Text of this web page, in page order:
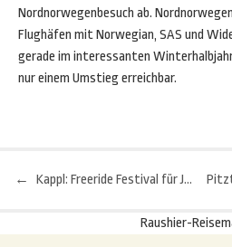
Nordnorwegenbesuch ab.
Flughäfen mit Norwegian, SAS und
gerade im interessanten
nur einem Umstieg erreichbar.
Beitragsnavigation
← Kappl: Freeride Festival für Jugendliche und Erwachsene
Raushier-